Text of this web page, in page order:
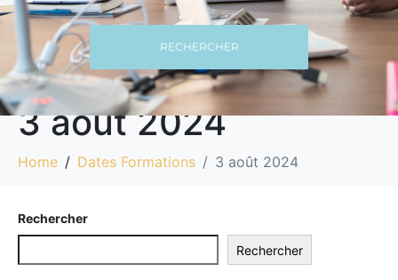
RECHERCHER
3 août 2024
Home Dates Formations 3 août 2024
Rechercher
Rechercher